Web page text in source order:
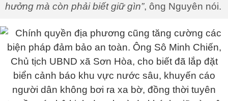
hưởng mà còn phải biết giữ gìn”, ông Nguyên nói.